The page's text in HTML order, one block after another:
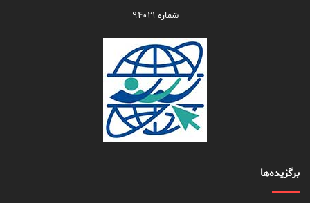
شماره ۹۴۰۲۱
برگزیده‌ها